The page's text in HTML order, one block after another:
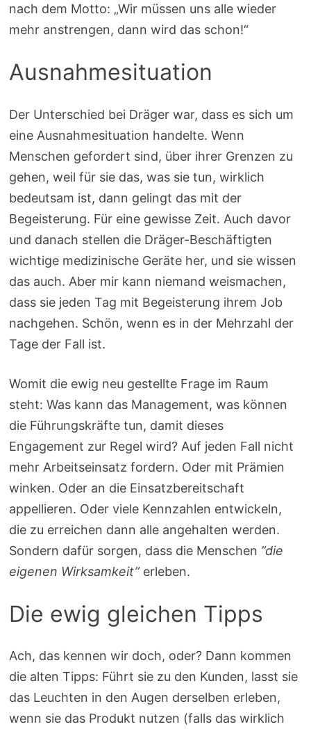
nach dem Motto: „Wir müssen uns alle wieder
mehr anstrengen, dann wird das schon!“
Ausnahmesituation
Der Unterschied bei Dräger war, dass es sich um
eine Ausnahmesituation handelte. Wenn
Menschen gefordert sind, über ihrer Grenzen zu
gehen, weil für sie das, was sie tun, wirklich
bedeutsam ist, dann gelingt das mit der
Begeisterung. Für eine gewisse Zeit. Auch davor
und danach stellen die Dräger-Beschäftigten
wichtige medizinische Geräte her, und sie wissen
das auch. Aber mir kann niemand weismachen,
dass sie jeden Tag mit Begeisterung ihrem Job
nachgehen. Schön, wenn es in der Mehrzahl der
Tage der Fall ist.
Womit die ewig neu gestellte Frage im Raum
steht: Was kann das Management, was können
die Führungskräfte tun, damit dieses
Engagement zur Regel wird? Auf jeden Fall nicht
mehr Arbeitseinsatz fordern. Oder mit Prämien
winken. Oder an die Einsatzbereitschaft
appellieren. Oder viele Kennzahlen entwickeln,
die zu erreichen dann alle angehalten werden.
Sondern dafür sorgen, dass die Menschen ”die
eigenen Wirksamkeit”erleben.
Die ewig gleichen Tipps
Ach, das kennen wir doch, oder? Dann kommen
die alten Tipps: Führt sie zu den Kunden, lasst sie
das Leuchten in den Augen derselben erleben,
wenn sie das Produkt nutzen (falls das wirklich